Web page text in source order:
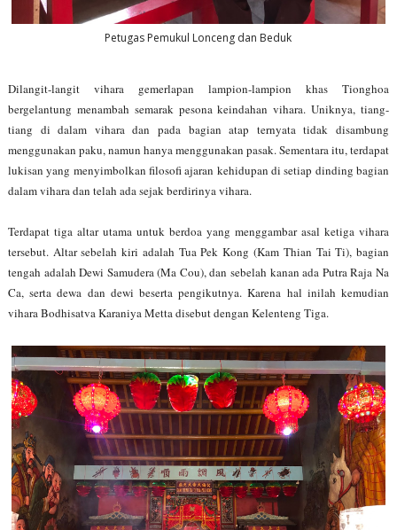
Petugas Pemukul Lonceng dan Beduk
Dilangit-langit vihara gemerlapan lampion-lampion khas Tionghoa
bergelantung menambah semarak pesona keindahan vihara. Uniknya, tiang-
tiang di dalam vihara dan pada bagian atap ternyata tidak disambung
menggunakan paku, namun hanya menggunakan pasak. Sementara itu, terdapat
lukisan yang menyimbolkan filosofi ajaran kehidupan di setiap dinding bagian
dalam vihara dan telah ada sejak berdirinya vihara.
Terdapat tiga altar utama untuk berdoa yang menggambar asal ketiga vihara
tersebut. Altar sebelah kiri adalah Tua Pek Kong (Kam Thian Tai Ti), bagian
tengah adalah Dewi Samudera (Ma Cou), dan sebelah kanan ada Putra Raja Na
Ca, serta dewa dan dewi beserta pengikutnya. Karena hal inilah kemudian
vihara Bodhisatva Karaniya Metta disebut dengan Kelenteng Tiga.